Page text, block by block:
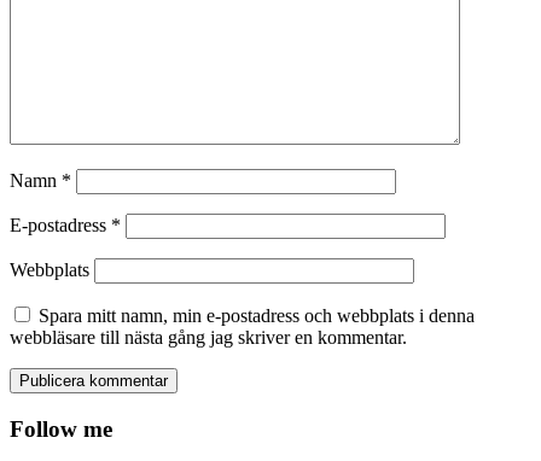
Namn *
E-postadress *
Webbplats
Spara mitt namn, min e-postadress och webbplats i denna
webbläsare till nästa gång jag skriver en kommentar.
Follow me